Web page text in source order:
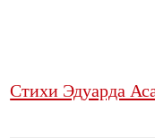
Стихи Эдуарда